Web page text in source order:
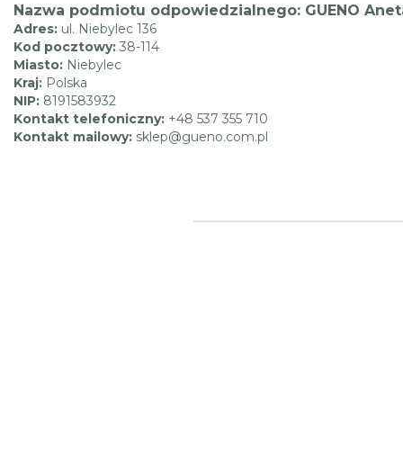
Nazwa podmiotu odpowiedzialnego: GUENO
Adres: ul. Niebylec 136
Kod pocztowy: 38-114
Miasto: Niebylec
Kraj: Polska
NIP: 8191583932
Kontakt telefoniczny: +48 537 355 710
Kontakt mailowy: sklep@gueno.com.pl